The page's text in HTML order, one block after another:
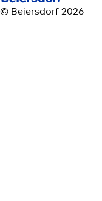
© Beiersdorf 2026